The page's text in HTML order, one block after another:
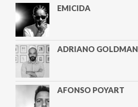
EMICIDA
ADRIANO GOLDMAN
AFONSO POYART